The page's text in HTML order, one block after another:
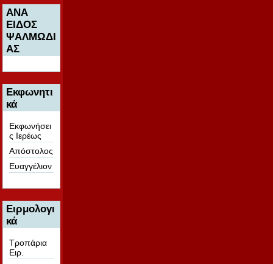
ΑΝΑ
ΕΙΔΟΣ
ΨΑΛΜΩΔΙ
ΑΣ
Εκφωνητι
κά
Εκφωνήσει
ς Ιερέως
Απόστολος
Ευαγγέλιον
Ειρμολογι
κά
Τροπάρια
Ειρ.